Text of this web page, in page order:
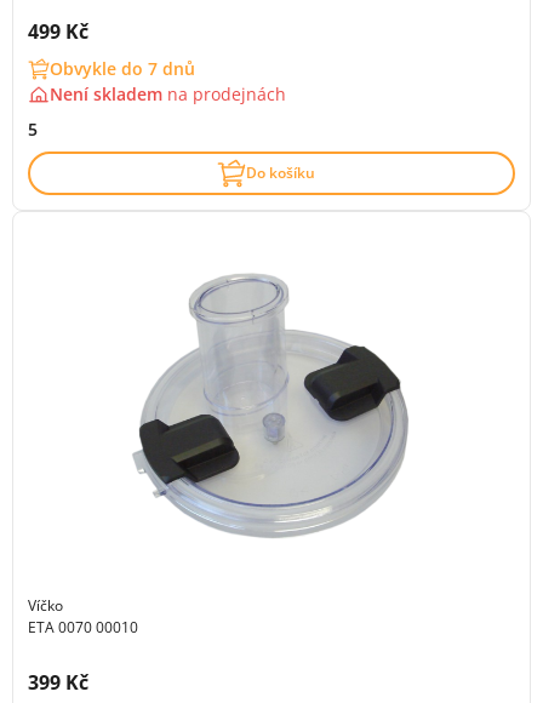
Cena s DPH:
499 Kč
Obvykle do 7 dnů
Není skladem na prodejnách
5
Do košíku
Víčko
ETA 0070 00010
Cena s DPH:
399 Kč